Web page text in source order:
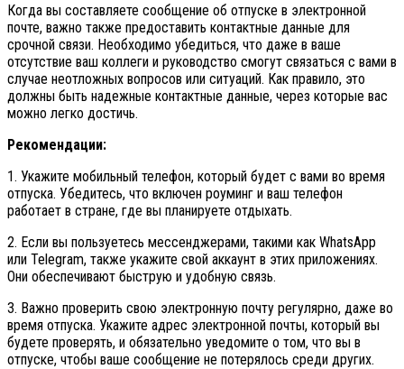
Когда вы составляете сообщение об отпуске в электронной
почте, важно также предоставить контактные данные для
срочной связи. Необходимо убедиться, что даже в ваше
отсутствие ваш коллеги и руководство смогут связаться с вами в
случае неотложных вопросов или ситуаций. Как правило, это
должны быть надежные контактные данные, через которые вас
можно легко достичь.
Рекомендации:
1. Укажите мобильный телефон, который будет с вами во время
отпуска. Убедитесь, что включен роуминг и ваш телефон
работает в стране, где вы планируете отдыхать.
2. Если вы пользуетесь мессенджерами, такими как WhatsApp
или Telegram, также укажите свой аккаунт в этих приложениях.
Они обеспечивают быструю и удобную связь.
3. Важно проверить свою электронную почту регулярно, даже во
время отпуска. Укажите адрес электронной почты, который вы
будете проверять, и обязательно уведомите о том, что вы в
отпуске, чтобы ваше сообщение не потерялось среди других.